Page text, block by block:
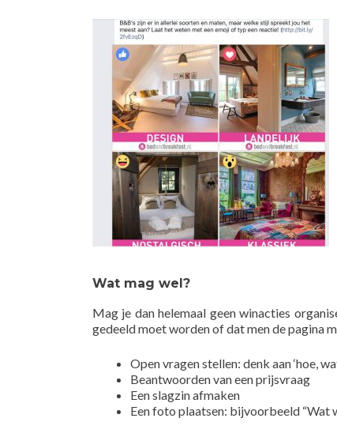
Wat mag wel?
Mag je dan helemaal geen winacties
gedeeld moet worden of dat men de pagina
Open vragen stellen: denk aan ‘hoe,
Beantwoorden van een prijsvraag
Een slagzin afmaken
Een foto plaatsen: bijvoorbeeld “Wat